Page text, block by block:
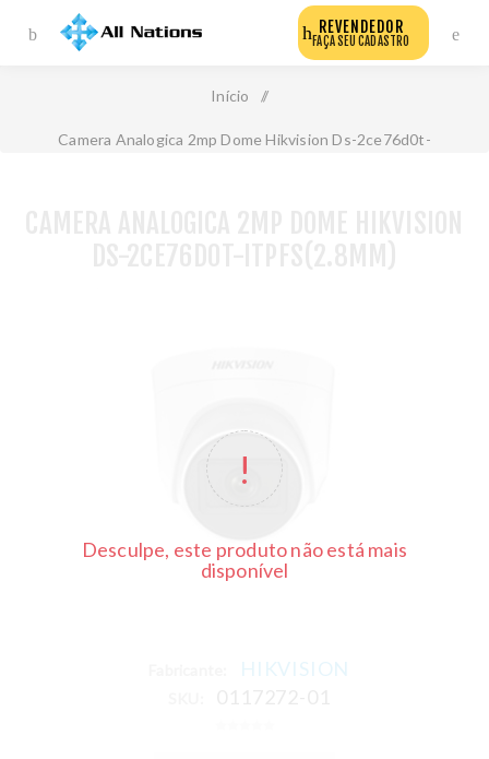
REVENDEDOR
FAÇA SEU CADASTRO
Início /
Camera Analogica 2mp Dome Hikvision Ds-2ce76d0t-
Desculpe, este produto não está mais
disponível
HIKVISION